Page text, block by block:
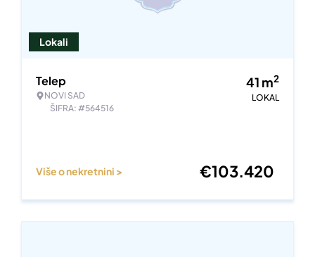
Lokali
Telep
NOVI SAD
ŠIFRA: #564516
41 m2
LOKAL
Više o nekretnini > €103.420